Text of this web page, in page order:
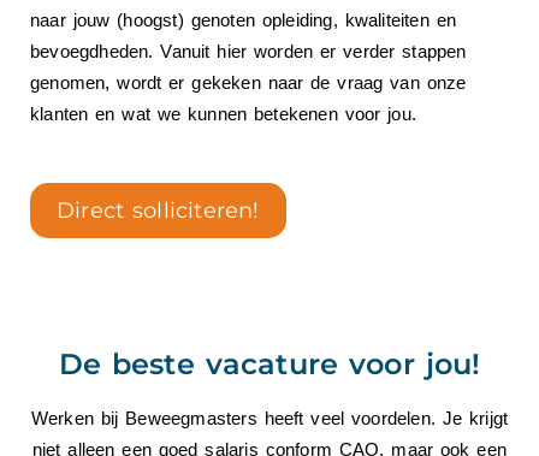
naar jouw (hoogst) genoten opleiding, kwaliteiten en
bevoegdheden. Vanuit hier worden er verder stappen
genomen, wordt er gekeken naar de vraag van onze
klanten en wat we kunnen betekenen voor jou.
Direct solliciteren!
De beste vacature voor jou!
Werken bij Beweegmasters heeft veel voordelen. Je krijgt
niet alleen een goed salaris conform CAO, maar ook een